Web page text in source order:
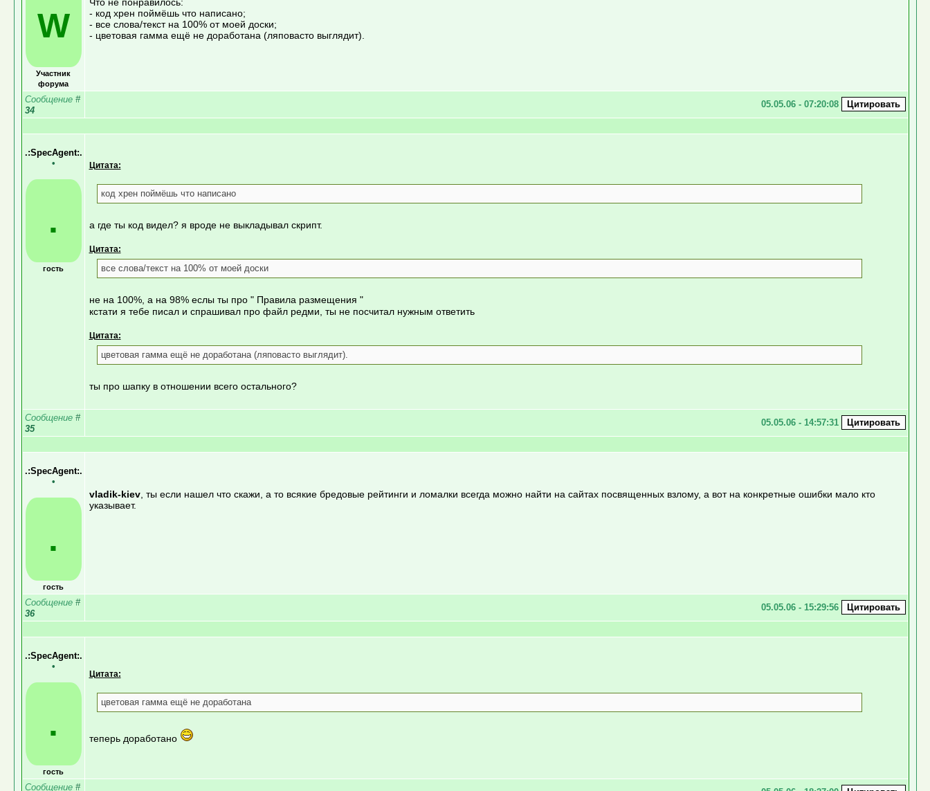
W
Участник
форума
- код хрен поймёшь что написано;
- все слова/текст на 100% от моей доски;
- цветовая гамма ещё не доработана (ляповасто выглядит).
Сообщение #
34
05.05.06 - 07:20:08
.:SpecAgent:.
•
.
гость
Цитата:
код хрен поймёшь что написано
а где ты код видел? я вроде не выкладывал скрипт.
Цитата:
все слова/текст на 100% от моей доски
не на 100%, а на 98% еслы ты про " Правила размещения "
кстати я тебе писал и спрашивал про файл редми, ты не посчитал нужным ответить
Цитата:
цветовая гамма ещё не доработана (ляповасто выглядит).
ты про шапку в отношении всего остального?
Сообщение #
35
05.05.06 - 14:57:31
.:SpecAgent:.
•
.
гость
vladik-kiev, ты если нашел что скажи, а то всякие бредовые рейтинги и ломалки всегда можно найти на сайтах посвященных взлому, а вот на конкретные ошибки мало кто
указывает.
Сообщение #
36
05.05.06 - 15:29:56
.:SpecAgent:.
•
.
гость
Цитата:
цветовая гамма ещё не доработана
теперь доработано
Сообщение #